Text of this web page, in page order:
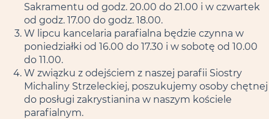
Sakramentu od godz. 20.00 do 21.00 i w czwartek
od godz. 17.00 do godz. 18.00.
W lipcu kancelaria parafialna będzie czynna w
poniedziałki od 16.00 do 17.30 i w sobotę od 10.00
do 11.00.
W związku z odejściem z naszej parafii Siostry
Michaliny Strzeleckiej, poszukujemy osoby chętnej
do posługi zakrystianina w naszym kościele
parafialnym.